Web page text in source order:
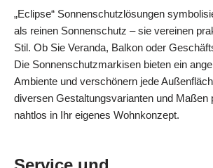
„Eclipse“ Sonnenschutzlösungen
als reinen Sonnenschutz – sie vereinen
Stil. Ob Sie Veranda, Balkon oder
Die Sonnenschutzmarkisen bieten ein
Ambiente und verschönern jede
diversen Gestaltungsvarianten und Maßen
nahtlos in Ihr eigenes Wohnkonzept.